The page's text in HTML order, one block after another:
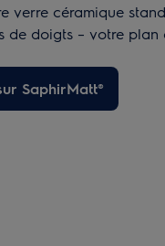
verre céramique
de doigts – votre plan
SaphirMatt®